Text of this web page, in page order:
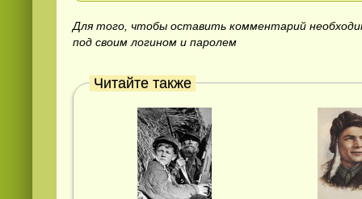
Для того, чтобы оставить комментарий
под своим логином и паролем
Читайте также